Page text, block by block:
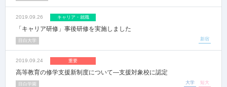
2019.09.26 キャリア・就職
「キャリア研修」事後研修を実施しました
新宿
目白大学
2019.09.24 重要
高等教育の修学支援新制度について―支援対象校に認定
大学 短大
目白学園